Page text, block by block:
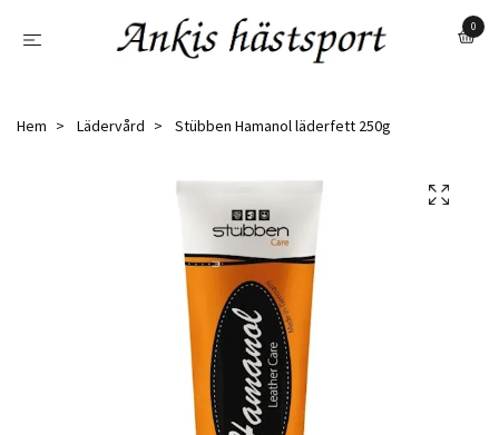
0
Hem Lädervård Stübben Hamanol läderfett 250g